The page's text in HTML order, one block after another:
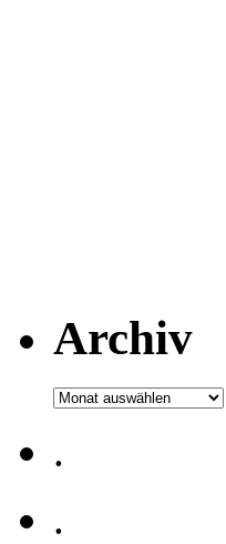
Archiv
Archiv
.
.